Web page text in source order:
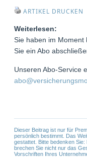
ARTIKEL DRUCKEN
Weiterlesen:
Sie haben im Moment
Sie ein Abo
Unseren Abo-Service
Dieser Beitrag ist nur für
persönlich bestimmt. Das
gestattet. Bitte bedenken
brechen Sie nicht nur das
Vorschriften Ihres